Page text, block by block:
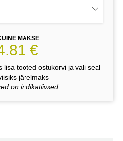
MAKSE
€
lisa tooted ostukorvi ja vali seal
järelmaks
on indikatiivsed